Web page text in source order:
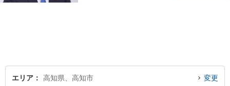
エリア 高知県、高知市 変更